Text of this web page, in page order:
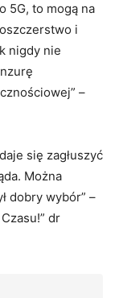
5G, to mogą na
i
nigdy nie
–
się zagłuszyć
Można
dobry wybór” –
dr